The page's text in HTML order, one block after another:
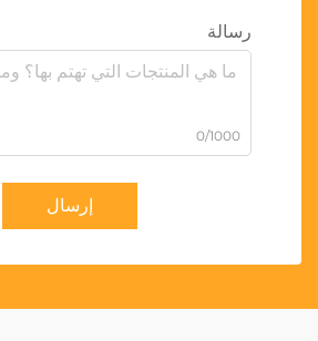
رسالة
0/1000
إرسال